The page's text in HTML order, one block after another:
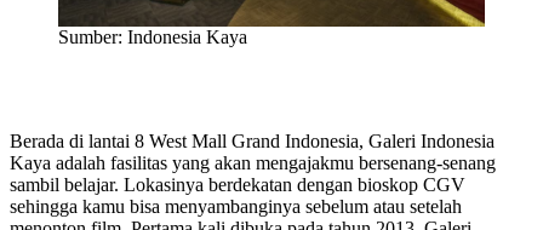
Sumber: Indonesia Kaya
Berada di lantai 8 West Mall Grand Indonesia, Galeri Indonesia
Kaya adalah fasilitas yang akan mengajakmu bersenang-senang
sambil belajar. Lokasinya berdekatan dengan bioskop CGV
sehingga kamu bisa menyambanginya sebelum atau setelah